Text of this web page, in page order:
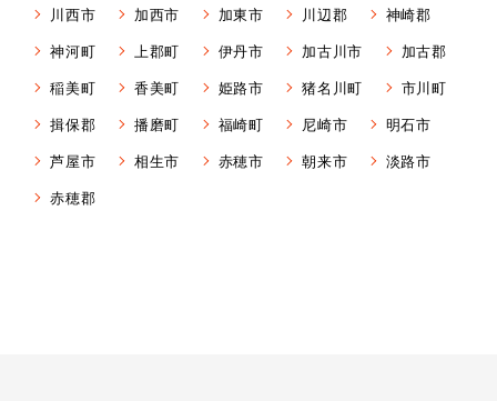
川西市
加西市 加東市 川辺郡
神崎郡
神河町
上郡町 伊丹市 加古川市
加古郡
稲美町
香美町 姫路市 猪名川町
市川町
揖保郡
播磨町 福崎町 尼崎市
明石市
芦屋市
相生市 赤穂市 朝来市
淡路市
赤穂郡